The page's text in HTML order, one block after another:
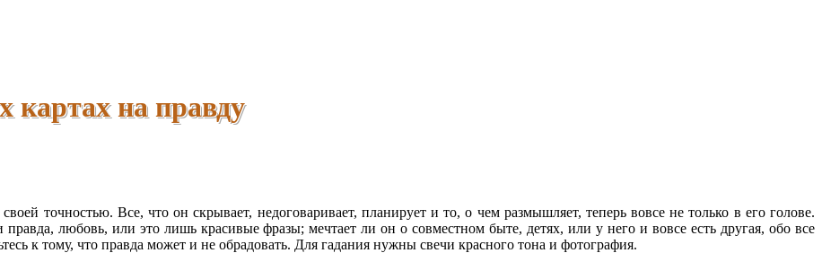
картах на правду
точностью. Все, что он скрывает, недоговаривает, планирует и то, о чем размышляет, теперь вовсе не только в его голове.
любовь, или это лишь красивые фразы; мечтает ли он о совместном быте, детях, или у него и вовсе есть другая, обо все
к тому, что правда может и не обрадовать. Для гадания нужны свечи красного тона и фотография.